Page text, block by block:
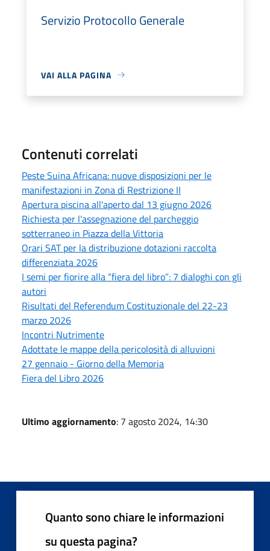
Servizio Protocollo Generale
VAI ALLA PAGINA
Contenuti correlati
Peste Suina Africana: nuove disposizioni per le
manifestazioni in Zona di Restrizione II
Apertura piscina all'aperto dal 13 giugno 2026
Richiesta per l'assegnazione del parcheggio
sotterraneo in Piazza della Vittoria
Orari SAT per la distribuzione dotazioni raccolta
differenziata 2026
I semi per fiorire alla “fiera del libro”: 7 dialoghi con gli
autori
Risultati del Referendum Costituzionale del 22-23
marzo 2026
Incontri Nutrimente
Adottate le mappe della pericolosità di alluvioni
27 gennaio - Giorno della Memoria
Fiera del Libro 2026
Ultimo aggiornamento: 7 agosto 2024, 14:30
Quanto sono chiare le informazioni
su questa pagina?